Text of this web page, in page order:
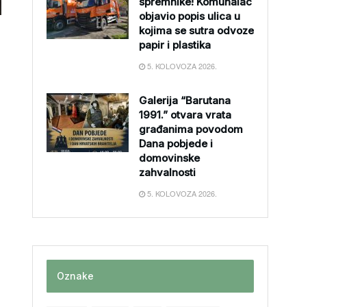
objavio popis ulica u
kojima se sutra odvoze
papir i plastika
5. KOLOVOZA 2026.
Galerija “Barutana
1991.” otvara vrata
građanima povodom
Dana pobjede i
domovinske
zahvalnosti
5. KOLOVOZA 2026.
Oznake